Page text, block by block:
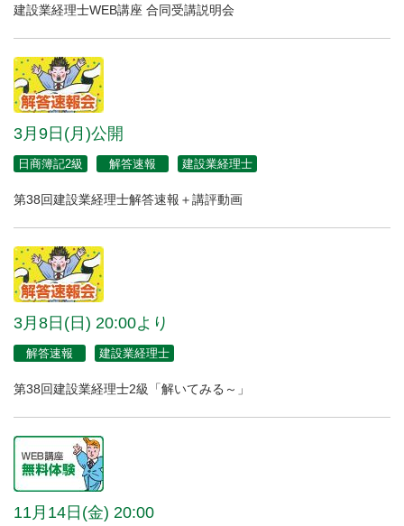
建設業経理士WEB講座 合同受講説明会
3月9日(月)公開
日商簿記2級 解答速報 建設業経理士
第38回建設業経理士解答速報＋講評動画
3月8日(日) 20:00より
解答速報 建設業経理士
第38回建設業経理士2級「解いてみる～」
11月14日(金) 20:00